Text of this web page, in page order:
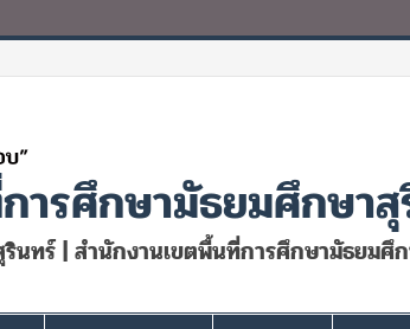
ารศึกษามัธยมศึกษา
นทร์ | สำนักงานเขตพื้นที่การศึกษามัธยมศึ